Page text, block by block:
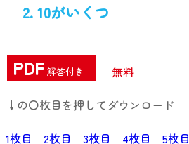
2. 10がいくつ
PDF 解答付き
無料
↓の〇枚目を押してダウンロード
1枚目
2枚目 3枚目 4枚目 5枚目